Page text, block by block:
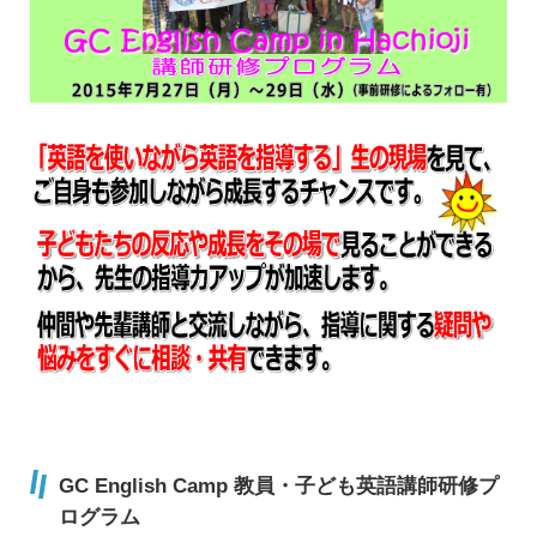
GC English Camp 教員・子ども英語講師研修プ
ログラム